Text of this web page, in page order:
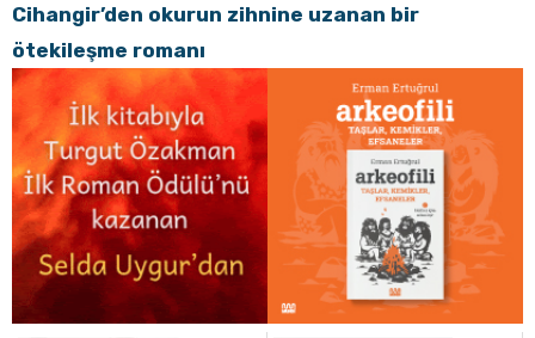
Cihangir’den okurun zihnine uzanan bir
ötekileşme romanı